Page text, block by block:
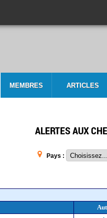
MEMBRES ARTICLES
ALERTES AUX
Pays :